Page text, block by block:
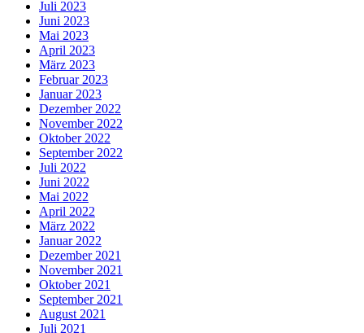
Juli 2023
Juni 2023
Mai 2023
April 2023
März 2023
Februar 2023
Januar 2023
Dezember 2022
November 2022
Oktober 2022
September 2022
Juli 2022
Juni 2022
Mai 2022
April 2022
März 2022
Januar 2022
Dezember 2021
November 2021
Oktober 2021
September 2021
August 2021
Juli 2021